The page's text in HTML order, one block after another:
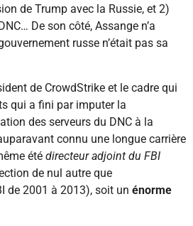
de Trump avec la Russie, et 2)
De son côté, Assange n’a
russe n’était pas sa
de CrowdStrike et le cadre qui
qui a fini par imputer la
des serveurs du DNC à la
connu une longue carrière
été directeur adjoint du FBI
de nul autre que
de 2001 à 2013), soit un énorme